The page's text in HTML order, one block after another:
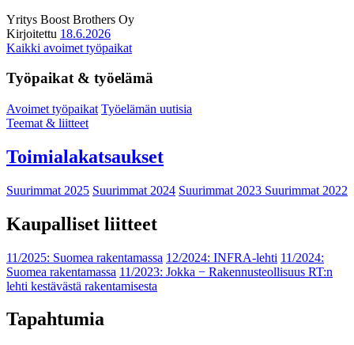
Yritys Boost Brothers Oy
Kirjoitettu 18.6.2026
Kaikki avoimet työpaikat
Työpaikat & työelämä
Avoimet työpaikat Työelämän uutisia
Teemat & liitteet
Toimialakatsaukset
Suurimmat 2025 Suurimmat 2024 Suurimmat 2023 Suurimmat 2022
Kaupalliset liitteet
11/2025: Suomea rakentamassa 12/2024: INFRA-lehti 11/2024:
Suomea rakentamassa 11/2023: Jokka − Rakennusteollisuus RT:n
lehti kestävästä rakentamisesta
Tapahtumia